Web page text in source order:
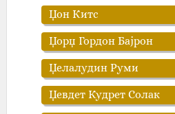
Џон Китс‎
Џорџ Гордон Бајрон
Џелалудин Руми
Џевдет Кудрет Солак